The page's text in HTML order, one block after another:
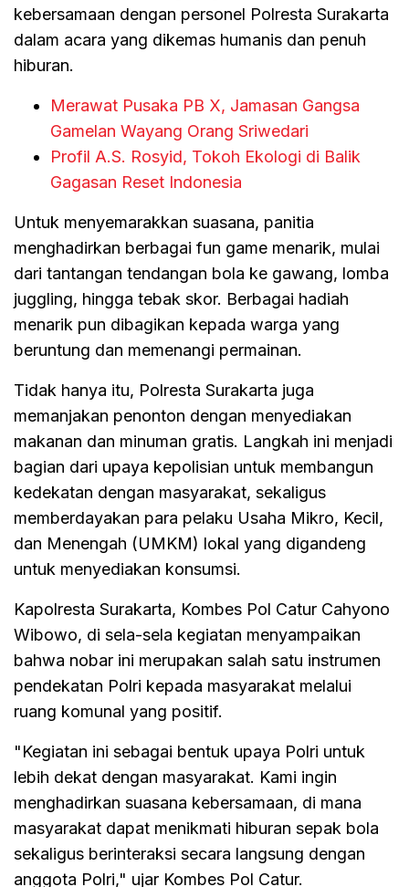
kebersamaan dengan personel Polresta Surakarta
dalam acara yang dikemas humanis dan penuh
hiburan.
Merawat Pusaka PB X, Jamasan Gangsa
Gamelan Wayang Orang Sriwedari
Profil A.S. Rosyid, Tokoh Ekologi di Balik
Gagasan Reset Indonesia
Untuk menyemarakkan suasana, panitia
menghadirkan berbagai fun game menarik, mulai
dari tantangan tendangan bola ke gawang, lomba
juggling, hingga tebak skor. Berbagai hadiah
menarik pun dibagikan kepada warga yang
beruntung dan memenangi permainan.
Tidak hanya itu, Polresta Surakarta juga
memanjakan penonton dengan menyediakan
makanan dan minuman gratis. Langkah ini menjadi
bagian dari upaya kepolisian untuk membangun
kedekatan dengan masyarakat, sekaligus
memberdayakan para pelaku Usaha Mikro, Kecil,
dan Menengah (UMKM) lokal yang digandeng
untuk menyediakan konsumsi.
Kapolresta Surakarta, Kombes Pol Catur Cahyono
Wibowo, di sela-sela kegiatan menyampaikan
bahwa nobar ini merupakan salah satu instrumen
pendekatan Polri kepada masyarakat melalui
ruang komunal yang positif.
"Kegiatan ini sebagai bentuk upaya Polri untuk
lebih dekat dengan masyarakat. Kami ingin
menghadirkan suasana kebersamaan, di mana
masyarakat dapat menikmati hiburan sepak bola
sekaligus berinteraksi secara langsung dengan
anggota Polri," ujar Kombes Pol Catur.